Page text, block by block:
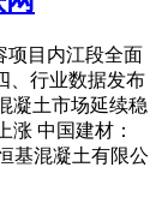
项目内江段全面
、行业数据发布
凝土市场延续稳
涨 中国建材：
基混凝土有限公